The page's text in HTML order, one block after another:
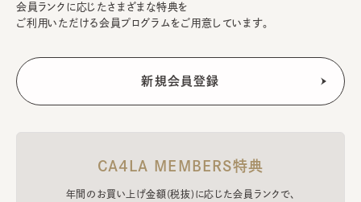
会員ランクに応じたさまざまな特典を
ご利用いただける会員プログラムをご用意しています。
CA4LA MEMBERS特典
年間のお買い上げ金額(税抜)に応じた会員ランクで、